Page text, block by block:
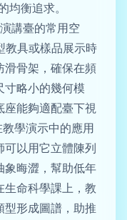
均衡追求。
講臺的常用空
教具或樣品展示時
防滑骨架，確保在頻
寸略小的幾何模
座能夠適配臺下視
教學演示中的應用
可以用它立體陳列
澀，幫助低年
生命科學課上，教
成圖譜，助推